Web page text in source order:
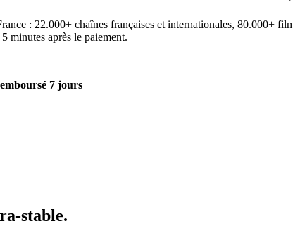
: 22.000+ chaînes françaises et internationales, 80.000+
minutes après le paiement.
7 jours
stable.